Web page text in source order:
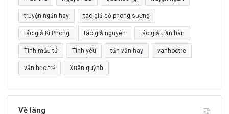
:
truyện ngắn hay tác giả cỏ phong sương
tác giả Kì Phong tác giả nguyên tác giả trần hàn
Tình mẫu tử Tình yêu tản văn hay vanhoctre
văn học trẻ Xuân quỳnh
Về làng